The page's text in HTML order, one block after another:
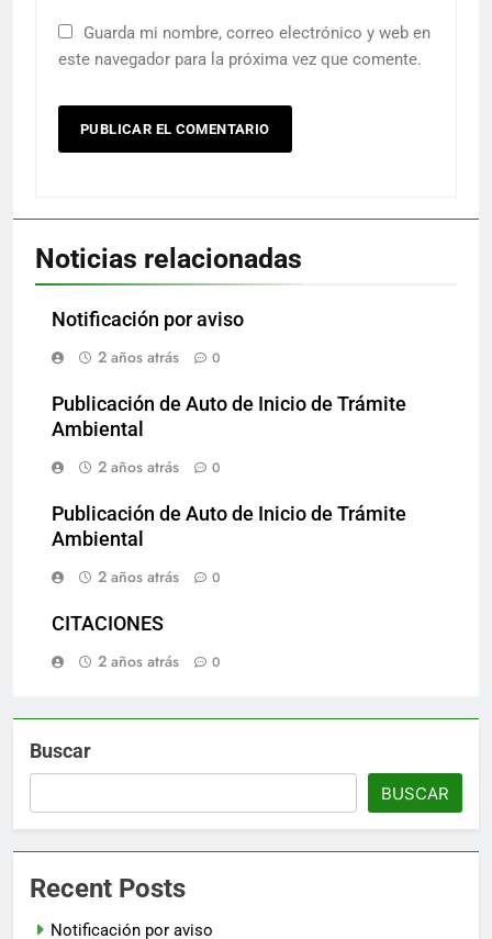
Guarda mi nombre, correo electrónico y web en
este navegador para la próxima vez que comente.
Noticias relacionadas
Notificación por aviso
2 años atrás
0
Publicación de Auto de Inicio de Trámite
Ambiental
2 años atrás
0
Publicación de Auto de Inicio de Trámite
Ambiental
2 años atrás
0
CITACIONES
2 años atrás
0
Buscar
BUSCAR
Recent Posts
Notificación por aviso